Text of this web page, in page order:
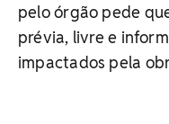
pelo órgão pede
prévia, livre e
impactados pela